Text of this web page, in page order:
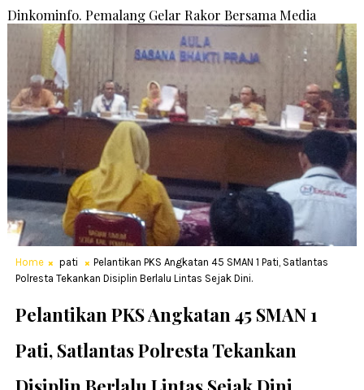
Dinkominfo. Pemalang Gelar Rakor Bersama Media
Home pati
Pelantikan PKS Angkatan 45 SMAN 1 Pati, Satlantas
Polresta Tekankan Disiplin Berlalu Lintas Sejak Dini.
Pelantikan PKS Angkatan 45 SMAN 1
Pati, Satlantas Polresta Tekankan